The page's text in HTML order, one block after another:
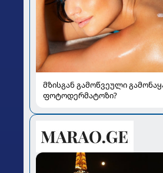
მზისგან გამოწვეული
ფოტოდერმატოზი?